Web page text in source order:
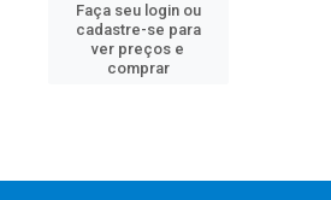
Faça seu login ou
cadastre-se para
ver preços e
comprar